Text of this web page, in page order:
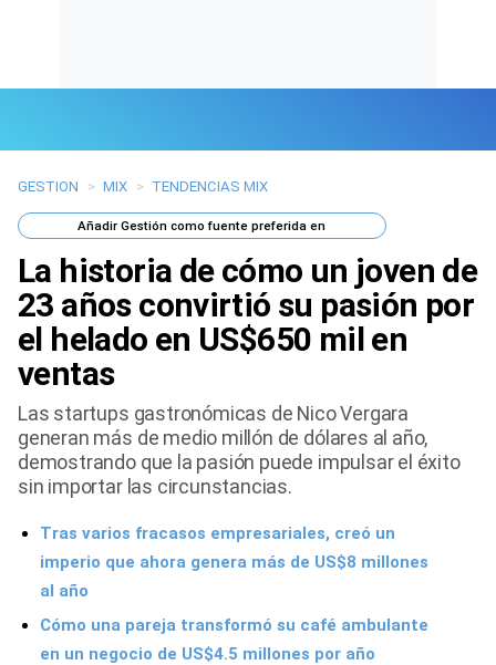
Últimas Noticias
Mi Bolsillo
Respuestas
Gente
Tendencias Mix
Sports
GESTION > MIX > TENDENCIAS MIX
AñadirGestión como fuente preferida en
La historia de cómo un joven de
23 años convirtió su pasión por
el helado en US$650 mil en
ventas
Las startups gastronómicas de Nico Vergara
generan más de medio millón de dólares al año,
demostrando que la pasión puede impulsar el éxito
sin importar las circunstancias.
Tras varios fracasos empresariales, creó un
imperio que ahora genera más de US$8 millones
al año
Cómo una pareja transformó su café ambulante
en un negocio de US$4.5 millones por año